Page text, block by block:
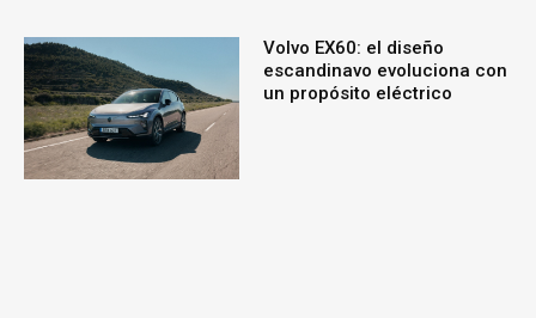
Volvo EX60: el diseño
escandinavo evoluciona con
un propósito eléctrico